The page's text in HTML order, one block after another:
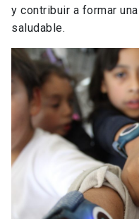
y contribuir a formar
saludable.